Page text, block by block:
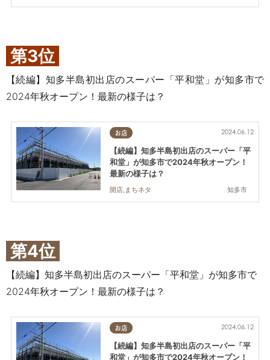
第3位
【続編】知多半島初出店のスーパー「平和堂」が知多市で
2024年秋オープン！最新の様子は？
お店
知多市
2024.06.12
【続編】知多半島初出店のスーパー「平
和堂」が知多市で2024年秋オープン！
最新の様子は？
開店,まちネタ
第4位
【続編】知多半島初出店のスーパー「平和堂」が知多市で
2024年秋オープン！最新の様子は？
お店 2024.06.12
【続編】知多半島初出店のスーパー「平
和堂」が知多市で2024年秋オープン！